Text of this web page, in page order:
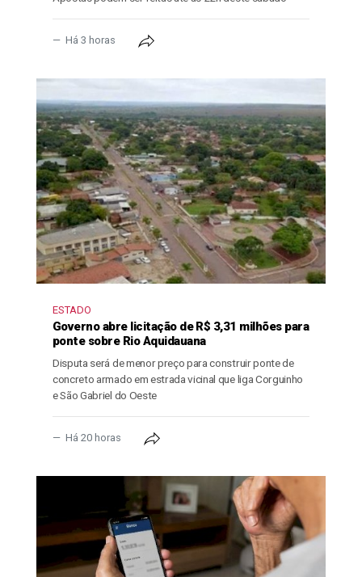
Há 3 horas
ESTADO
Governo abre licitação de R$ 3,31 milhões para
ponte sobre Rio Aquidauana
Disputa será de menor preço para construir ponte de
concreto armado em estrada vicinal que liga Corguinho
e São Gabriel do Oeste
Há 20 horas